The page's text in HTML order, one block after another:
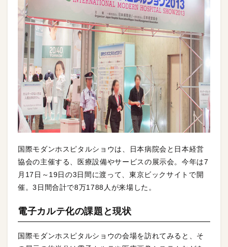
国際モダンホスピタルショウは、日本病院会と日本経営
協会の主催する、医療設備やサービスの展示会。今年は7
月17日～19日の3日間に渡って、東京ビックサイトで開
催。3日間合計で8万1788人が来場した。
電子カルテ化の課題と現状
国際モダンホスピタルショウの会場を訪れてみると、そ